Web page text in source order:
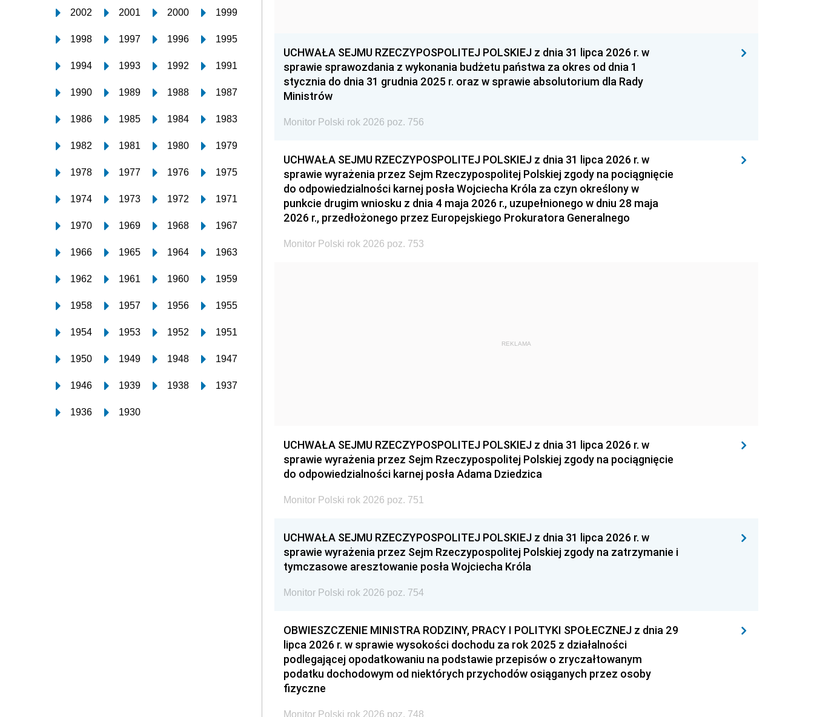
2002 2001 2000 1999
1998 1997 1996 1995
1994 1993 1992 1991
1990 1989 1988 1987
1986 1985 1984 1983
1982 1981 1980 1979
1978 1977 1976 1975
1974 1973 1972 1971
1970 1969 1968 1967
1966 1965 1964 1963
1962 1961 1960 1959
1958 1957 1956 1955
1954 1953 1952 1951
1950 1949 1948 1947
1946 1939 1938 1937
1936 1930
UCHWAŁA SEJMU RZECZYPOSPOLITEJ POLSKIEJ z dnia 31 lipca 2026 r. w
sprawie sprawozdania z wykonania budżetu państwa za okres od dnia 1
stycznia do dnia 31 grudnia 2025 r. oraz w sprawie absolutorium dla Rady
Ministrów
Monitor Polski rok 2026 poz. 756
UCHWAŁA SEJMU RZECZYPOSPOLITEJ POLSKIEJ z dnia 31 lipca 2026 r. w
sprawie wyrażenia przez Sejm Rzeczypospolitej Polskiej zgody na pociągnięcie
do odpowiedzialności karnej posła Wojciecha Króla za czyn określony w
punkcie drugim wniosku z dnia 4 maja 2026 r., uzupełnionego w dniu 28 maja
2026 r., przedłożonego przez Europejskiego Prokuratora Generalnego
Monitor Polski rok 2026 poz. 753
REKLAMA
UCHWAŁA SEJMU RZECZYPOSPOLITEJ POLSKIEJ z dnia 31 lipca 2026 r. w
sprawie wyrażenia przez Sejm Rzeczypospolitej Polskiej zgody na pociągnięcie
do odpowiedzialności karnej posła Adama Dziedzica
Monitor Polski rok 2026 poz. 751
UCHWAŁA SEJMU RZECZYPOSPOLITEJ POLSKIEJ z dnia 31 lipca 2026 r. w
sprawie wyrażenia przez Sejm Rzeczypospolitej Polskiej zgody na zatrzymanie i
tymczasowe aresztowanie posła Wojciecha Króla
Monitor Polski rok 2026 poz. 754
OBWIESZCZENIE MINISTRA RODZINY, PRACY I POLITYKI SPOŁECZNEJ z dnia 29
lipca 2026 r. w sprawie wysokości dochodu za rok 2025 z działalności
podlegającej opodatkowaniu na podstawie przepisów o zryczałtowanym
podatku dochodowym od niektórych przychodów osiąganych przez osoby
fizyczne
Monitor Polski rok 2026 poz. 748